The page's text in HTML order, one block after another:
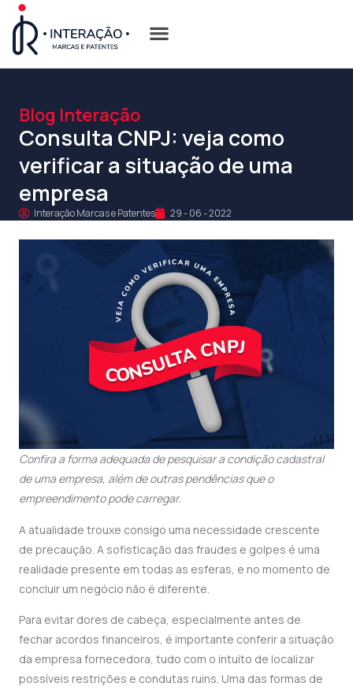
Blog Interação
Consulta CNPJ: veja como
verificar a situação de uma
empresa
Interação Marcas e Patentes 29 - 06 - 2022
Confira a forma adequada de pesquisar a condição cadastral
de uma empresa, além de outras pendências que o
empreendimento pode carregar.
A atualidade trouxe consigo uma necessidade crescente
de precaução. A sofisticação das fraudes e golpes é uma
realidade presente em todas as esferas, e no momento de
concluir um negócio não é diferente.
Para evitar dores de cabeça, especialmente antes de
fechar acordos financeiros, é importante conferir a situação
da empresa fornecedora, tudo com o intuito de localizar
possíveis restrições e condutas ruins. Uma das formas de